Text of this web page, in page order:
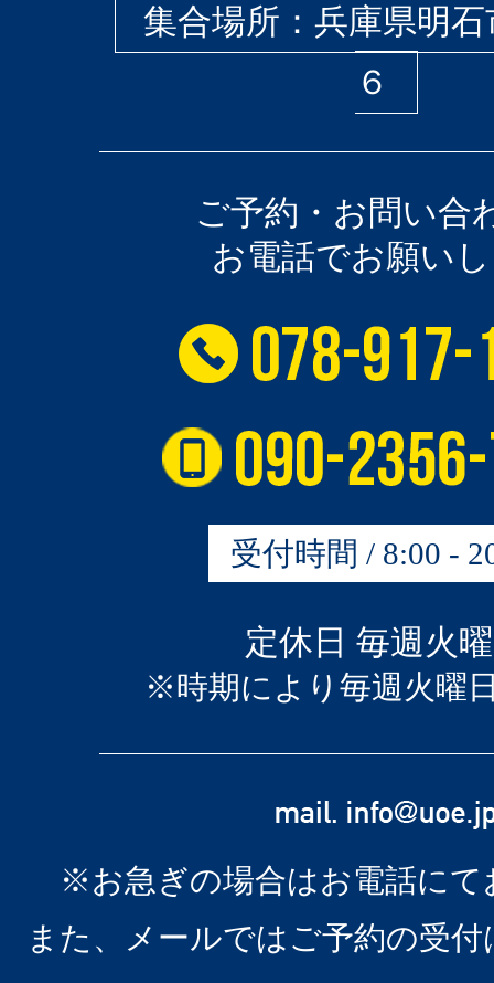
集合場所：兵庫県明
６
ご予約・お問い合
お電話でお願い
受付時間 / 8:00 -
定休日 毎週火
※時期により毎週火曜
※お急ぎの場合はお電話にて
また、メールではご予約の受